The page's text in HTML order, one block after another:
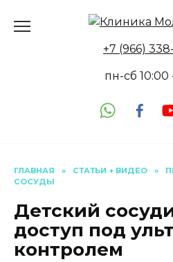
+7 (966)
пн-сб 10:00
ГЛАВНАЯ » СТАТЬИ + ВИДЕО »
СОСУДЫ
Детский
доступ под
контролем